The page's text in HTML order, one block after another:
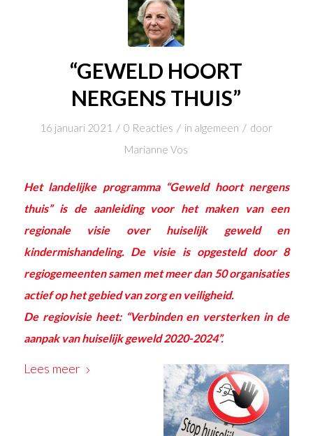
“GEWELD HOORT
NERGENS THUIS”
16 januari 2021 / 0 Reacties / in algemeen / door
Marianne Vos
Het landelijke programma “Geweld hoort nergens
thuis” is de aanleiding voor het maken van een
regionale visie over huiselijk geweld en
kindermishandeling. De visie is opgesteld door 8
regiogemeenten samen met meer dan 50 organisaties
actief op het gebied van zorg en veiligheid.
De regiovisie heet: “Verbinden en versterken in de
aanpak van huiselijk geweld 2020-2024”.
Lees meer